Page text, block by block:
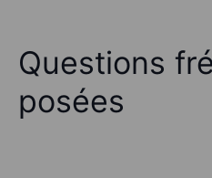
Questions
posées